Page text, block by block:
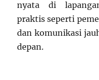
nyata di
praktis seperti
dan komunikasi
depan.